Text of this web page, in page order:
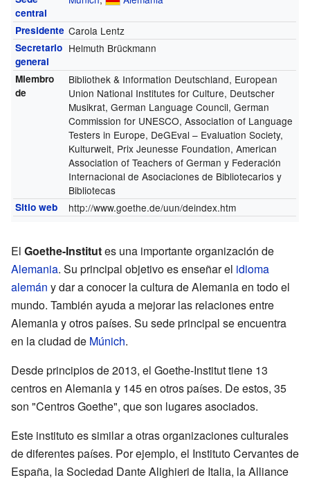
central
Presidente Carola Lentz
Secretario
general
Helmuth Brückmann
Miembro
de
Bibliothek & Information Deutschland, European
Union National Institutes for Culture, Deutscher
Musikrat, German Language Council, German
Commission for UNESCO, Association of Language
Testers in Europe, DeGEval – Evaluation Society,
Kulturweit, Prix Jeunesse Foundation, American
Association of Teachers of German y Federación
Internacional de Asociaciones de Bibliotecarios y
Bibliotecas
Sitio web http://www.goethe.de/uun/deindex.htm
El Goethe-Institutes una importante organización de
Alemania. Su principal objetivo es enseñar el idioma
alemán y dar a conocer la cultura de Alemania en todo el
mundo. También ayuda a mejorar las relaciones entre
Alemania y otros países. Su sede principal se encuentra
en la ciudad de Múnich.
Desde principios de 2013, el Goethe-Institut tiene 13
centros en Alemania y 145 en otros países. De estos, 35
son "Centros Goethe", que son lugares asociados.
Este instituto es similar a otras organizaciones culturales
de diferentes países. Por ejemplo, el Instituto Cervantes de
España, la Sociedad Dante Alighieri de Italia, la Alliance